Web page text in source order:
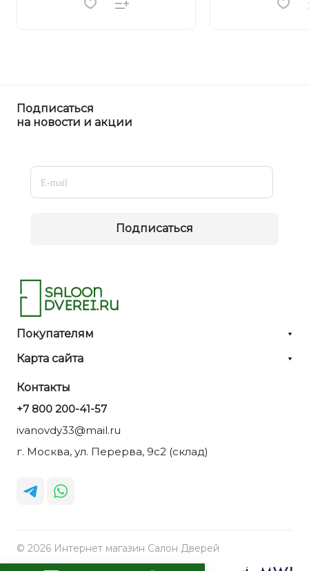
Подписаться
на новости и акции
Подписаться
Покупателям
Карта сайта
Контакты
+7 800 200-41-57
ivanovdy33@mail.ru
г. Москва, ул. Перерва, 9с2 (склад)
© 2026 Интернет магазин Салон Дверей